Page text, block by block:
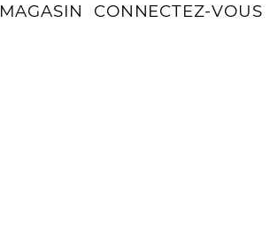
MAGASIN CONNECTEZ-VOUS